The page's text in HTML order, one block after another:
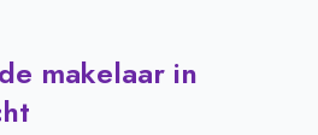
plaatsen per m2-Afgelopen 3
makelaar in